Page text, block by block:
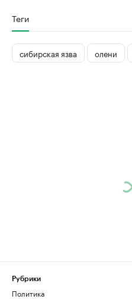
Теги
сибирская язва олени
Рубрики
Политика